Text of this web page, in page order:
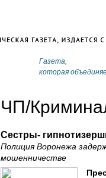
Газета,
которая
ЧП/
Сестры-
Полиция Воронежа
мошенничестве